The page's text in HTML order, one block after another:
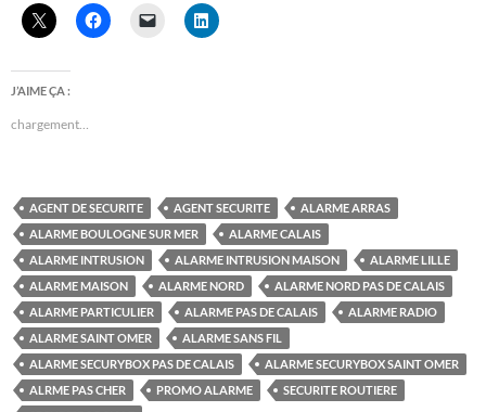
J’AIME ÇA :
chargement…
AGENT DE SECURITE AGENT SECURITE
ALARME ARRAS
ALARME BOULOGNE SUR MER
ALARME CALAIS
ALARME INTRUSION
ALARME INTRUSION MAISON
ALARME LILLE
ALARME MAISON
ALARME NORD
ALARME NORD PAS DE CALAIS
ALARME PARTICULIER
ALARME PAS DE CALAIS
ALARME RADIO
ALARME SAINT OMER
ALARME SANS FIL
ALARME SECURYBOX PAS DE CALAIS
ALARME SECURYBOX SAINT OMER
ALRME PAS CHER
PROMO ALARME
SECURITE ROUTIERE